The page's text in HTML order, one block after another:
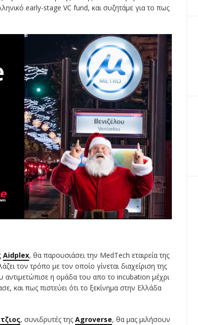
early-stage VC fund, και συζητάμε για το πως
Aidplex, θα παρουσιάσει την MedTech εταιρεία της
τον τρόπο με τον οποίο γίνεται διαχείριση της
αντιμετώπισε η ομάδα του απο το incubation μέχρι
και πως πιστεύει ότι το ξεκίνημα στην Ελλάδα
, συνιδρυτές της Agroverse, θα μας μιλήσουν